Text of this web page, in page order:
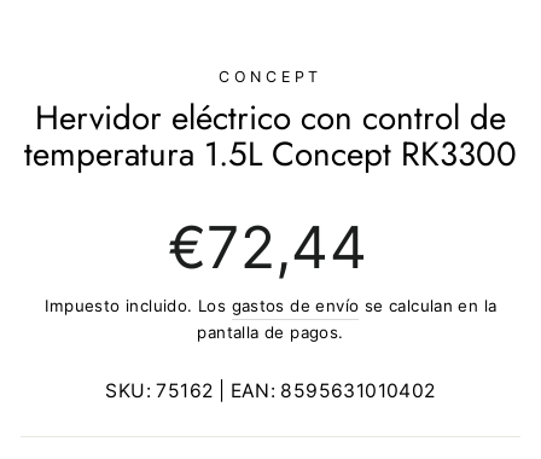
CONCEPT
Hervidor eléctrico con control de
temperatura 1.5L Concept RK3300
regular
€72,44
Impuesto incluido. Los gastos de envío se calculan en la
pantalla de pagos.
SKU:75162 | EAN: 8595631010402